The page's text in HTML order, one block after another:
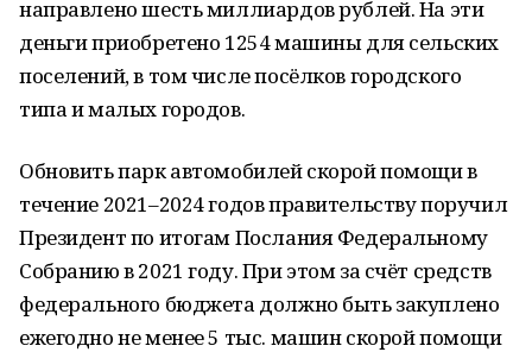
направлено шесть миллиардов рублей. На эти
деньги приобретено 1254 машины для сельских
поселений, в том числе посёлков городского
типа и малых городов.
Обновить парк автомобилей скорой помощи в
течение 2021–2024 годов правительству поручил
Президент по итогам Послания Федеральному
Собранию в 2021 году. При этом за счёт средств
федерального бюджета должно быть закуплено
ежегодно не менее 5 тыс. машин скорой помощи